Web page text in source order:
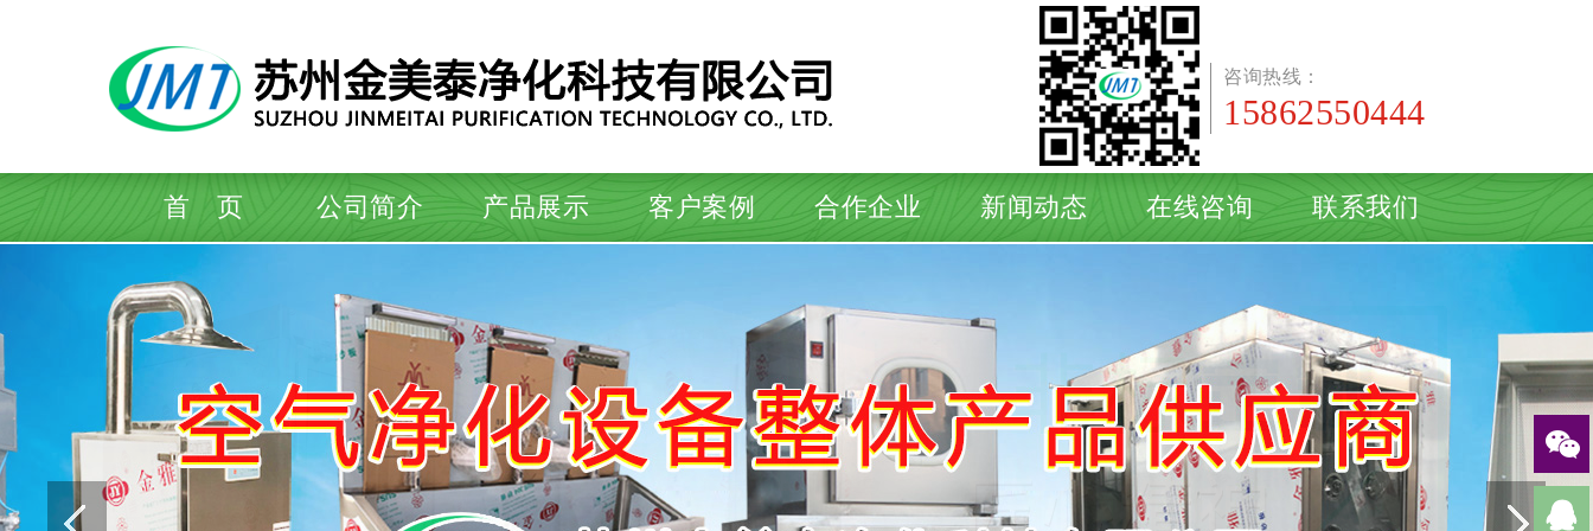
咨询热线：
15862550444
首 页 公司简介 产品展示 客户案例 合作企业 新闻动态 在线咨询 联系我们